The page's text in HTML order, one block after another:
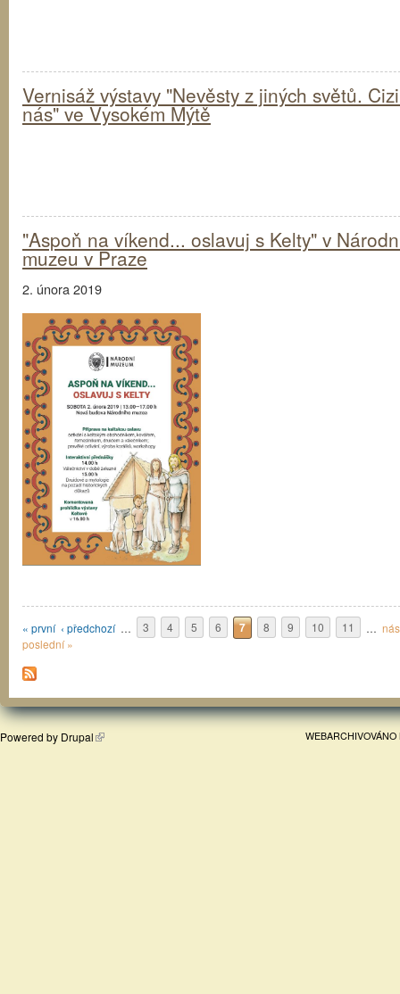
Vernisáž výstavy "Nevěsty z jiných světů.
nás" ve Vysokém Mýtě
"Aspoň na víkend... oslavuj s Kelty" v
muzeu v Praze
2. února 2019
Stránky
« první ‹ předchozí … 3 4 5 6 7 8 9 10 11 …
poslední »
Powered by Drupal